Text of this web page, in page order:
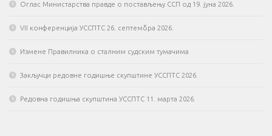
Оглас Министарства правде о постављењу ССП од 19. јуна 2026.
VII конференција УССПТС 26. септембра 2026.
Измене Правилника о сталним судским тумачима
Закључци редовне годишње скупштине УССПТС 2026.
Редовна годишња скупштина УССПТС 11. марта 2026.